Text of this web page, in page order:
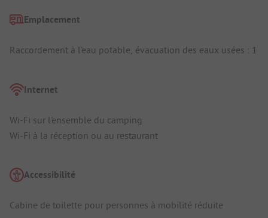
Emplacement
Raccordement à l'eau potable, évacuation des eaux usées : 1
Internet
Wi-Fi sur l'ensemble du camping
Wi-Fi à la réception ou au restaurant
Accessibilité
Cabine de toilette pour personnes à mobilité réduite